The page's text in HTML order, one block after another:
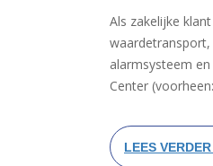
Als zakelijke
alarmsysteem
Center
LEES VERDER